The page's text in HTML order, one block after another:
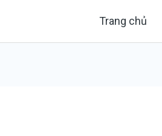
Trang chủ